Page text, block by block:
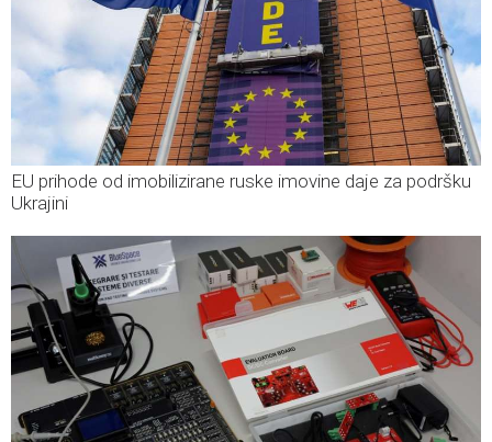
EU prihode od imobilizirane ruske imovine daje za podršku
Ukrajini